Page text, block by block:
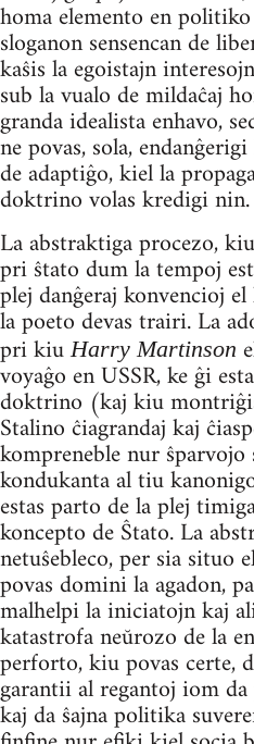
homa elemento en
sloganon sensencan de
kaŝis la egoistajn
sub la vualo de mildaĉaj
granda idealista enhavo,
ne povas, sola,
de adaptiĝo, kiel la
doktrino volas kredigi nin.
La abstraktiga procezo,
pri ŝtato dum la tempoj
plej danĝeraj konvencioj
la poeto devas trairi. La
pri kiuHarry Martinson
voyaĝo en USSR, ke ĝi
doktrino (kaj kiu
Stalino ĉiagrandaj kaj
kompreneble nur
kondukanta al tiu
estas parto de la plej
koncepto de Ŝtato. La
netuŝebleco, per sia situo
povas domini la agadon,
malhelpi la iniciatojn kaj
katastrofa neŭrozo de la
perforto, kiu povas certe,
garantii al regantoj iom
kaj da ŝajna politika